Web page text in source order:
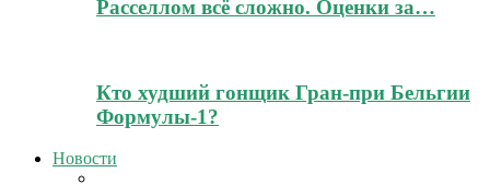
Расселлом всё сложно. Оценки за…
Кто худший гонщик Гран-при Бельгии
Формулы-1?
Новости